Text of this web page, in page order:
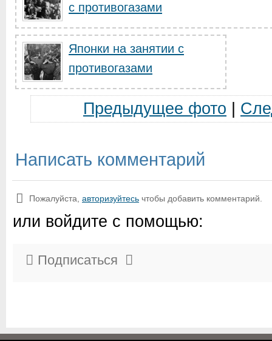
с противогазами
Японки на занятии с
противогазами
Предыдущее фото
Написать комментарий
Пожалуйста, авторизуйтесь чтобы добавить комментарий.
или войдите с помощью:
Подписаться